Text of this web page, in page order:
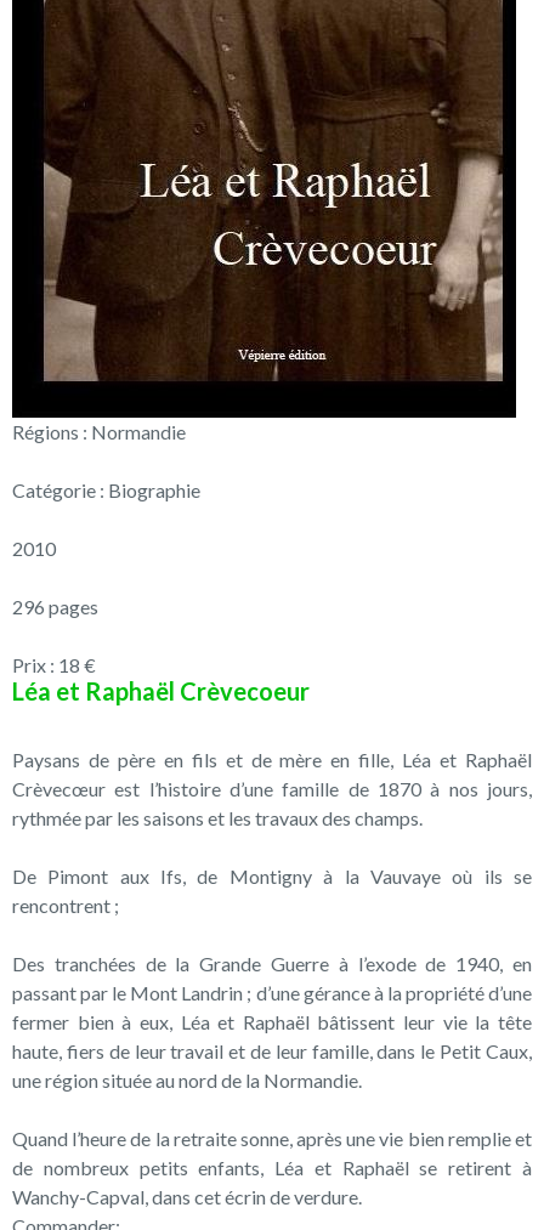
Régions : Normandie
Catégorie : Biographie
2010
296 pages
Prix : 18 €
Léa et Raphaël Crèvecoeur
Paysans de père en fils et de mère en fille, Léa et Raphaël
Crèvecœur est l’histoire d’une famille de 1870 à nos jours,
rythmée par les saisons et les travaux des champs.
De Pimont aux Ifs, de Montigny à la Vauvaye où ils se
rencontrent ;
Des tranchées de la Grande Guerre à l’exode de 1940, en
passant par le Mont Landrin ; d’une gérance à la propriété d’une
fermer bien à eux, Léa et Raphaël bâtissent leur vie la tête
haute, fiers de leur travail et de leur famille, dans le Petit Caux,
une région située au nord de la Normandie.
Quand l’heure de la retraite sonne, après une vie bien remplie et
de nombreux petits enfants, Léa et Raphaël se retirent à
Wanchy-Capval, dans cet écrin de verdure.